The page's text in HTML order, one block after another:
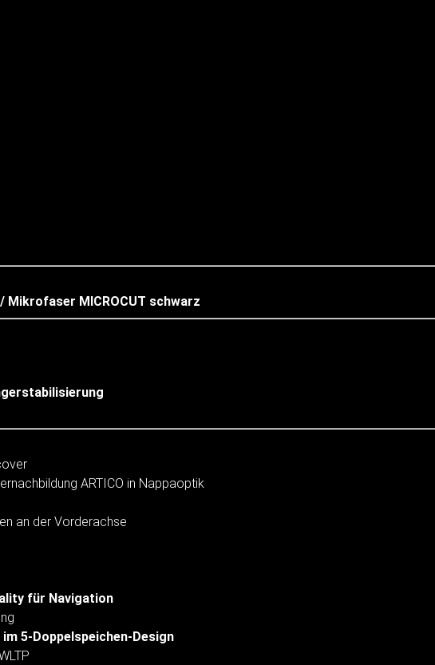
Mikrofaser MICROCUT schwarz
ARTICO in Nappaoptik
an der Vorderachse
für Navigation
5-Doppelspeichen-Design